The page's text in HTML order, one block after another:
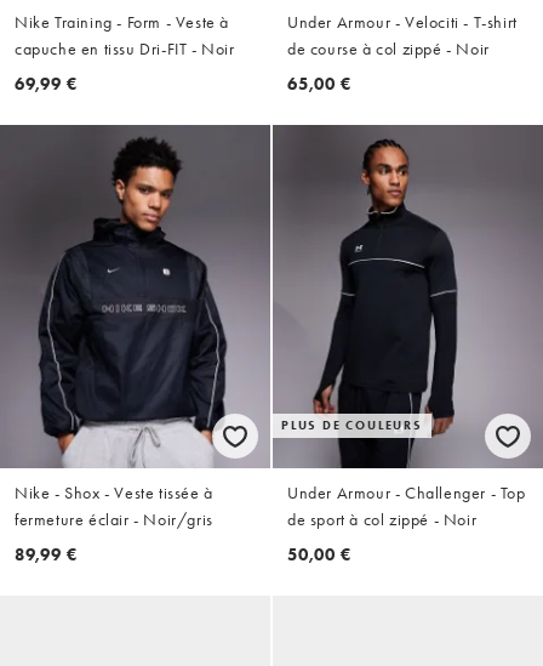
Nike Training - Form - Veste à
capuche en tissu Dri-FIT - Noir
69,99 €
Under Armour - Velociti - T-shirt
de course à col zippé - Noir
65,00 €
Nike - Shox - Veste tissée à
fermeture éclair - Noir/gris
89,99 €
PLUS DE COULEURS
Under Armour - Challenger - Top
de sport à col zippé - Noir
50,00 €